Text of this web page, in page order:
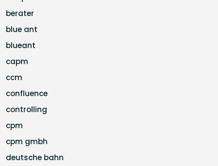
berater
blue ant
blueant
capm
ccm
confluence
controlling
cpm
cpm gmbh
deutsche bahn